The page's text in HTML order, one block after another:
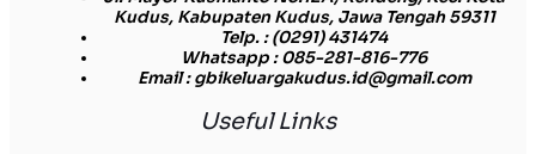
Kudus, Kabupaten Kudus, Jawa Tengah 59311
Telp.: (0291) 431474
Whatsapp: 085-281-816-776
Email: gbikeluargakudus.id@gmail.com
Useful Links